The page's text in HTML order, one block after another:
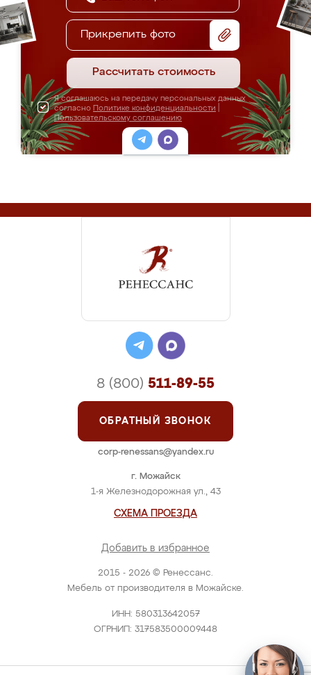
Прикрепить фото
Рассчитать стоимость
Я соглашаюсь на передачу персональных данных
согласно Политике конфиденциальности
Пользовательскому соглашению
2015 - 2026 © Ренессанс.
Мебель от производителя в Можайске.
ИНН: 580313642057
ОГРНИП: 317583500009448
г. Можайск
1-я Железнодорожная ул., 43
СХЕМА ПРОЕЗДА
Добавить в избранное
8 (800) 511-89-55
ОБРАТНЫЙ ЗВОНОК
corp-renessans@yandex.ru